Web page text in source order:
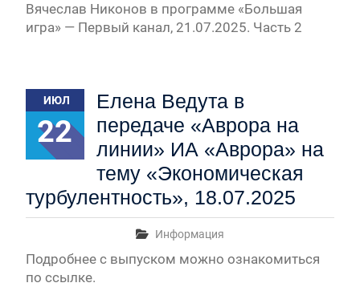
Вячеслав Никонов в программе «Большая
игра» — Первый канал, 21.07.2025. Часть 2
ИЮЛ
22
Елена Ведута в
передаче «Аврора на
линии» ИА «Аврора» на
тему «Экономическая
турбулентность», 18.07.2025
Информация
Подробнее с выпуском можно ознакомиться
по ссылке.